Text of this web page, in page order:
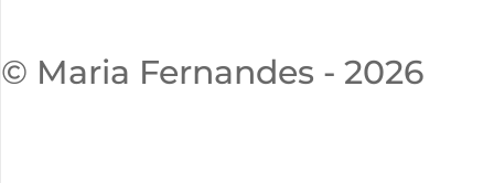
© Maria Fernandes - 2026